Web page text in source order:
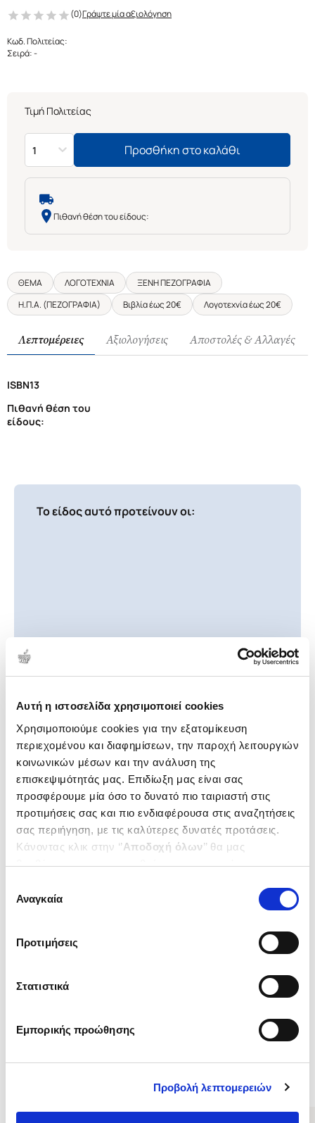
Αυτή η ιστοσελίδα χρησιμοποιεί cookies
Χρησιμοποιούμε cookies για την εξατομίκευση
περιεχομένου και διαφημίσεων, την παροχή λειτουργιών
κοινωνικών μέσων και την ανάλυση της
επισκεψιμότητάς μας. Επιδίωξη μας είναι σας
προσφέρουμε μία όσο το δυνατό πιο ταιριαστή στις
προτιμήσεις σας και πιο ενδιαφέρουσα στις αναζητήσεις
σας περιήγηση, με τις καλύτερες δυνατές προτάσεις.
Κάνοντας κλικ στην ‘’Αποδοχή όλων’’ θα μας
βοηθήσετε να ανταποκριθούμε στα παραπάνω.
ενδιαφέρουν και να επιλέξετε από τα παρακάτω με την
΄΄και να ενημερωθείτε σχετικά με
συγκατάθεσης
Αναγκαία
Προτιμήσεις
Στατιστικά
Εμπορικής προώθησης
Προβολή λεπτομερειών
(0)Γράψτε μία αξιολόγηση
Κωδ. Πολιτείας:
Σειρά:-
Τιμή Πολιτείας
1 Προσθήκη στο καλάθι
Πιθανή θέση του είδους:
ΘΕΜΑ ΛΟΓΟΤΕΧΝΙΑ
ΞΕΝΗ ΠΕΖΟΓΡΑΦΙΑ
Η.Π.Α. (ΠΕΖΟΓΡΑΦΙΑ)
Βιβλία έως 20€ Λογοτεχνία έως 20€
Λεπτομέρειες Αξιολογήσεις Αποστολές & Αλλαγές
ISBN13
Πιθανή θέση του
είδους:
Το είδος αυτό προτείνουν οι:
Τον Συγγραφέα/Δημιουργό προτείνουν οι:
Δείτε επίσης